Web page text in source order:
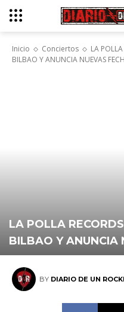
Inicio Conciertos
LA
BILBAO Y ANUNCIA NUEVAS
LA POLLA
BILBAO Y ANUNCIA
BY DIARIO DE UN